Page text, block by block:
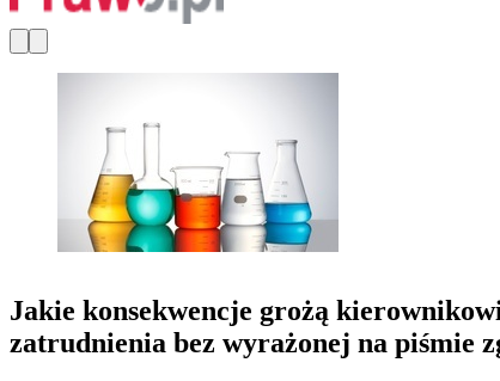
Jakie konsekwencje grożą
zatrudnienia bez wyrażonej na piśmie